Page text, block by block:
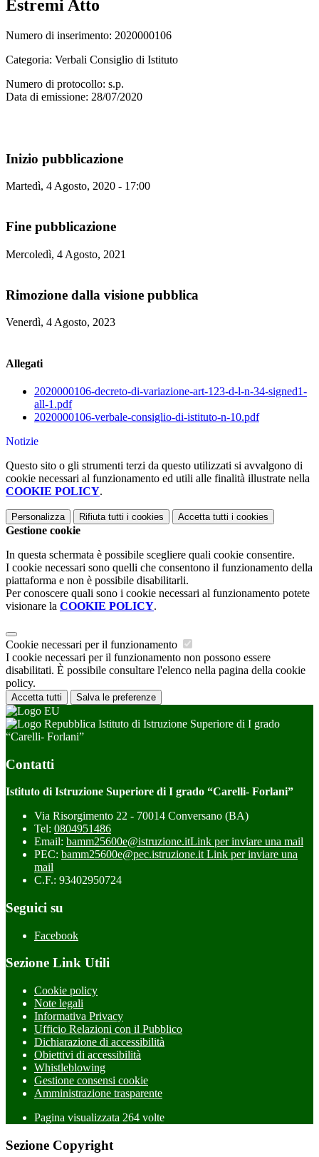
Estremi Atto
Numero di inserimento: 2020000106
Categoria: Verbali Consiglio di Istituto
Numero di protocollo: s.p.
Data di emissione: 28/07/2020
Inizio pubblicazione
Martedì, 4 Agosto, 2020 - 17:00
Fine pubblicazione
Mercoledì, 4 Agosto, 2021
Rimozione dalla visione pubblica
Venerdì, 4 Agosto, 2023
Allegati
2020000106-decreto-di-variazione-art-123-d-l-n-34-signed1-
all-1.pdf
2020000106-verbale-consiglio-di-istituto-n-10.pdf
Notizie
Questo sito o gli strumenti terzi da questo utilizzati si avvalgono di
cookie necessari al funzionamento ed utili alle finalità illustrate nella
COOKIE POLICY.
Personalizza Rifiuta tutti i cookies Accetta tutti i cookies
Gestione cookie
In questa schermata è possibile scegliere quali cookie consentire.
I cookie necessari sono quelli che consentono il funzionamento della
piattaforma e non è possibile disabilitarli.
Per conoscere quali sono i cookie necessari al funzionamento potete
visionare la COOKIE POLICY.
Cookie necessari per il funzionamento
I cookie necessari per il funzionamento non possono essere
disabilitati. È possibile consultare l'elenco nella pagina della cookie
policy.
Accetta tutti Salva le preferenze
Istituto di Istruzione Superiore di I grado
“Carelli- Forlani”
Contatti
Istituto di Istruzione Superiore di I grado “Carelli- Forlani”
Via Risorgimento 22 - 70014 Conversano (BA)
Tel: 0804951486
Email: bamm25600e@istruzione.itLink per inviare una mail
PEC: bamm25600e@pec.istruzione.it Link per inviare una
mail
C.F.: 93402950724
Seguici su
Facebook
Sezione Link Utili
Cookie policy
Note legali
Informativa Privacy
Ufficio Relazioni con il Pubblico
Dichiarazione di accessibilità
Obiettivi di accessibilità
Whistleblowing
Gestione consensi cookie
Amministrazione trasparente
Pagina visualizzata 264 volte
Sezione Copyright